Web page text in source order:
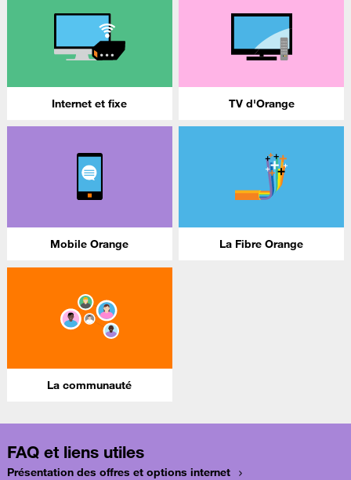
Internet et fixe TV d'Orange
Mobile Orange La Fibre Orange
La communauté
FAQ et liens utiles
Présentation des offres et options internet